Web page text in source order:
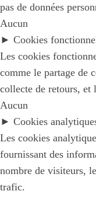
pas de données
Aucun
► Cookies
Les cookies
comme le partage de
collecte de retours, et
Aucun
► Cookies
Les cookies
fournissant des
nombre de visiteurs,
trafic.